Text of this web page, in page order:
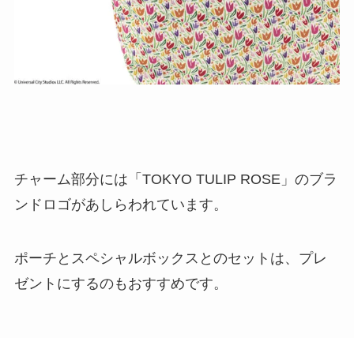
チャーム部分には「TOKYO TULIP ROSE」のブラ
ンドロゴがあしらわれています。
ポーチとスペシャルボックスとのセットは、プレ
ゼントにするのもおすすめです。